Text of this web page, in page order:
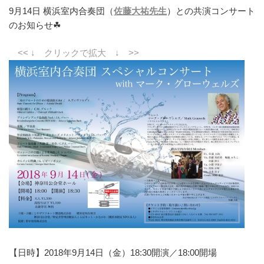
9月14日 横浜室内合奏団（佐藤大祐先生）との共演コンサート
のお知らせ☘
<< ↓ クリックで拡大 ↓ >>
【日時】2018年9月14日（金）18:30開演／18:00開場